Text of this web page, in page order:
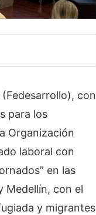
con
para los
Organización
laboral con
en las
Medellín, con el
y migrantes